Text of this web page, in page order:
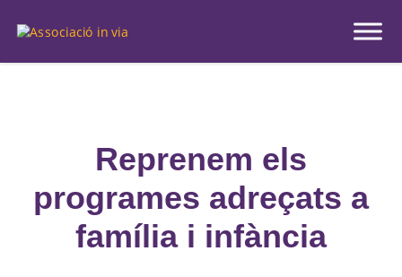
Reprenem els programes adreçats a família i infància
Reprenem els
programes adreçats a
família i infància